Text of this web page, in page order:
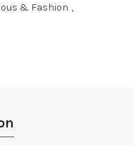
& Fashion ,